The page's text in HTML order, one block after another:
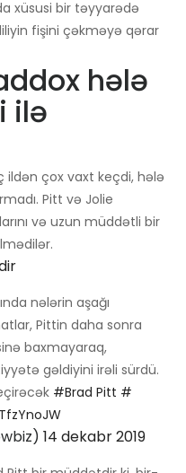
xüsusi bir təyyarədə
fişini çəkməyə qərar
hələ
ilə
ildən çox vaxt keçdi, hələ
Pitt və Jolie
və uzun müddətli bir
nələrin aşağı
Pittin daha sonra
baxmayaraq,
gəldiyini irəli sürdü.
#Brad Pitt #
14 dekabr 2019